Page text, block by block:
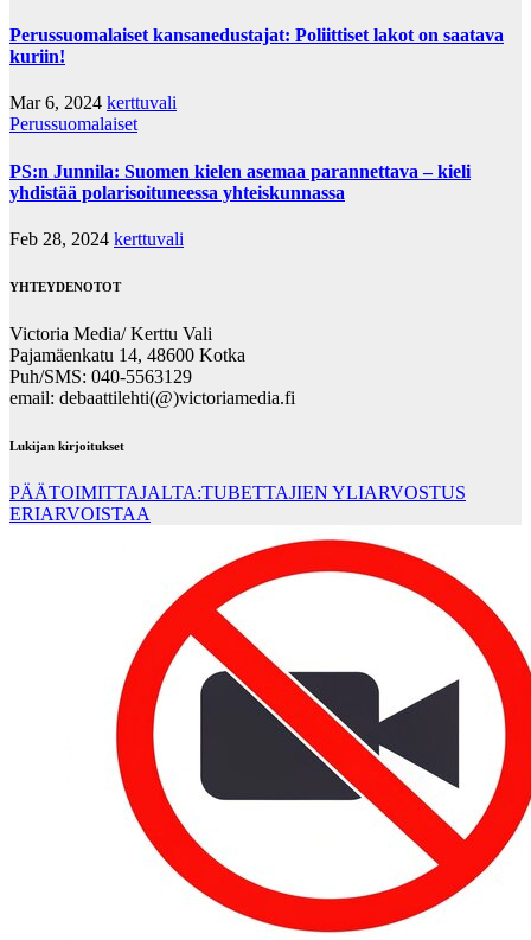
Perussuomalaiset kansanedustajat: Poliittiset lakot on saatava
kuriin!
Mar 6, 2024 kerttuvali
Perussuomalaiset
PS:n Junnila: Suomen kielen asemaa parannettava – kieli
yhdistää polarisoituneessa yhteiskunnassa
Feb 28, 2024 kerttuvali
YHTEYDENOTOT
Victoria Media/ Kerttu Vali
Pajamäenkatu 14, 48600 Kotka
Puh/SMS: 040-5563129
email: debaattilehti(@)victoriamedia.fi
Lukijan kirjoitukset
PÄÄTOIMITTAJALTA:TUBETTAJIEN YLIARVOSTUS
ERIARVOISTAA